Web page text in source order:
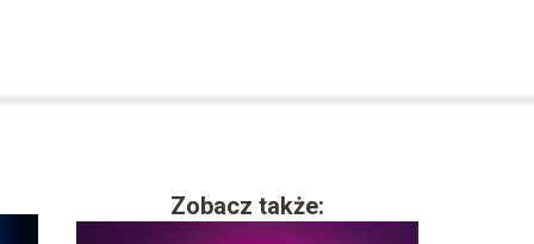
Zobacz także: